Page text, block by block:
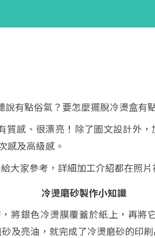
說有點俗氣？要怎麼擺脫冷燙盒有
質感、很漂亮！ 除了圖文設計外
感及高級感。
大家參考，詳細加工介紹都在照片
冷燙磨砂製作小知識
將銀色冷燙膜覆蓋於紙上，再將
及亮油，就完成了冷燙磨砂的印